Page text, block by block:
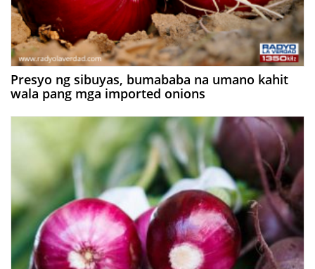
Presyo ng sibuyas, bumababa na umano kahit
wala pang mga imported onions